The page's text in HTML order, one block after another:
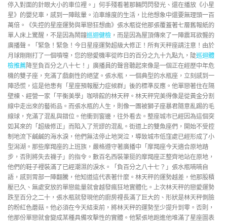
停入對面的針眼大小的車位裡。」何手殘看著那輛閃閃發光、還在播放《小星
星》的嬰兒車，感到一陣眩暈。泊車維度的生活，比他想象中還要無理頭一百
萬倍。《失控的星座運勢與單戀狂想曲》張水瓶從他那張覆蓋著七層舊報紙的
單人床上驚醒，不是因為鬧鐘巡迴健檢 ，而是因為屋頂傳來了一陣震耳欲聾的
廣播聲。「緊急！緊急！今日星座運勢超級大修正！所有天秤座請注意！由於
月球剛剛打了一個噴嚏，您的戀愛機率從昨日的百分之九十九點九，陡巡迴體
檢推薦降至負百分之八十七！」廣播員的聲音聽起來像是一個正在經歷中年危
機的雙子座，充滿了戲劇性的絕望。張水瓶，一個典型的水瓶座，立刻感到一
陣恐慌，這是他患有「星座預報壓力症候群」後的標準反應。他單戀著住在隔
壁棟、經營一家「平衡美學」咖啡館的林天秤。林天秤完美得像是從黃金分割
線中走出來的藝術品。而張水瓶的人生，則像一團被獅子座暴君隨意亂踢的毛
線球，充滿了混亂與錯位。他衝到窗邊，往外看去。整座城市已經因為這個突
如其來的「超級修正」而陷入了荒謬的混亂。街道上的雙魚座們，開始不受控
制地流下鹹鹹的海水淚，他們無法停止地哭泣，導致城市低窪處已經形成了小
型潟湖。那些摩羯座的上班族，嚴格遵守著廣播中「摩羯座今天適合原地踏
步，否則將失去襪子」的指令。數百名西裝筆挺的摩羯座正整齊地站在原地，
他們的鞋子裡裝滿了已經潮濕的淚水。「負百分之八十七？」張水瓶喃喃自
語，感到胃部一陣翻騰，他知道這代表著什麼。林天秤的運勢越差，他那股積
壓已久、無處安放的單戀能量就會越發瘋狂地實體化。上次林天秤的戀愛運勢
跌至百分之二十，張水瓶就發現他的廚房裡長滿了巨大的、形狀是林天秤側臉
的粉紅色蘑菇。他必須在今天結束前，將林天秤的運勢至少提升到零。否則，
他那份單戀就會變成某種具備攻擊性的實體。他緊張地跑進他堆滿了星座圖表